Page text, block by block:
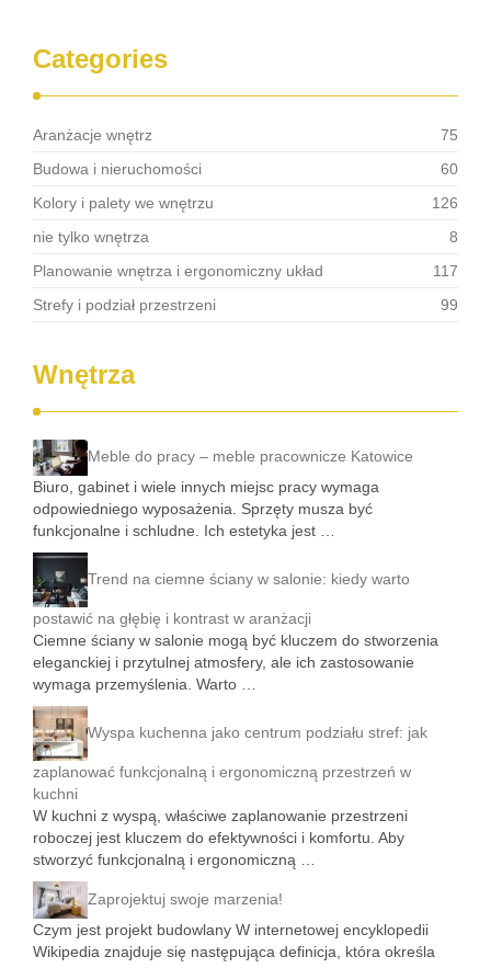
Categories
Aranżacje wnętrz
75
Budowa i nieruchomości
60
Kolory i palety we wnętrzu
126
nie tylko wnętrza
8
Planowanie wnętrza i ergonomiczny układ
117
Strefy i podział przestrzeni
99
Wnętrza
Meble do pracy – meble pracownicze Katowice
Biuro, gabinet i wiele innych miejsc pracy wymaga
odpowiedniego wyposażenia. Sprzęty musza być
funkcjonalne i schludne. Ich estetyka jest …
Trend na ciemne ściany w salonie: kiedy warto
postawić na głębię i kontrast w aranżacji
Ciemne ściany w salonie mogą być kluczem do stworzenia
eleganckiej i przytulnej atmosfery, ale ich zastosowanie
wymaga przemyślenia. Warto …
Wyspa kuchenna jako centrum podziału stref: jak
zaplanować funkcjonalną i ergonomiczną przestrzeń w
kuchni
W kuchni z wyspą, właściwe zaplanowanie przestrzeni
roboczej jest kluczem do efektywności i komfortu. Aby
stworzyć funkcjonalną i ergonomiczną …
Zaprojektuj swoje marzenia!
Czym jest projekt budowlany W internetowej encyklopedii
Wikipedia znajduje się następująca definicja, która określa